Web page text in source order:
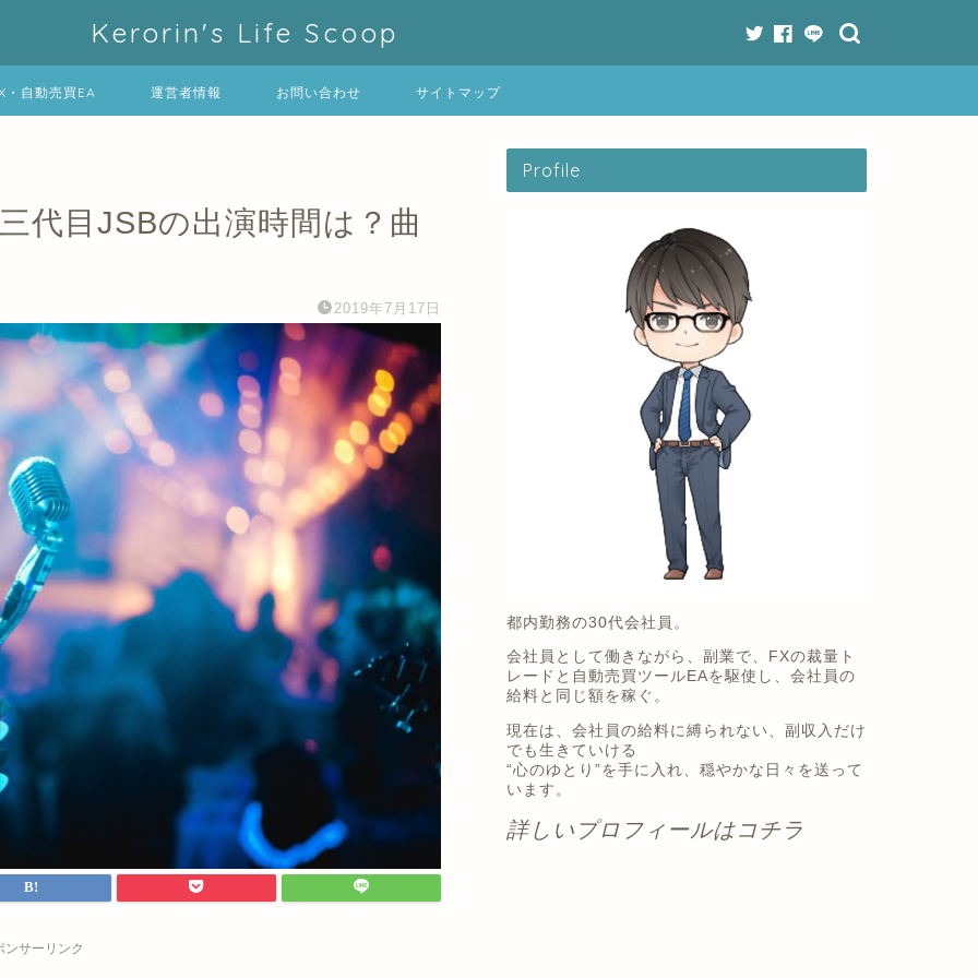
Kerorin's Life Scoop
・自動売買EA 運営者情報 お問い合わせ サイトマップ
代目JSBの出演時間は？曲
2019年7月17日
ンサーリンク
Profile
都内勤務の30代会社員。
会社員として働きながら、副業で、FXの裁量ト
レードと自動売買ツールEAを駆使し、会社員の
給料と同じ額を稼ぐ。
現在は、会社員の給料に縛られない、副収入だけ
でも生きていける
“心のゆとり”を手に入れ、穏やかな日々を送って
います。
詳しいプロフィールはコチラ